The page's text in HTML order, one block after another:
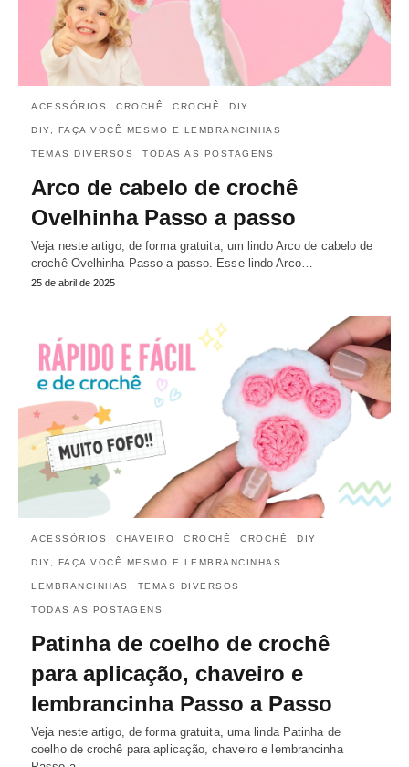
ACESSÓRIOS CROCHÊ CROCHÊ DIY
DIY, FAÇA VOCÊ MESMO E LEMBRANCINHAS
TEMAS DIVERSOS TODAS AS POSTAGENS
Arco de cabelo de crochê
Ovelhinha Passo a passo
Veja neste artigo, de forma gratuita, um lindo Arco de cabelo de
crochê Ovelhinha Passo a passo. Esse lindo Arco…
25 de abril de 2025
ACESSÓRIOS CHAVEIRO CROCHÊ CROCHÊ DIY
DIY, FAÇA VOCÊ MESMO E LEMBRANCINHAS
LEMBRANCINHAS TEMAS DIVERSOS
TODAS AS POSTAGENS
Patinha de coelho de crochê
para aplicação, chaveiro e
lembrancinha Passo a Passo
Veja neste artigo, de forma gratuita, uma linda Patinha de
coelho de crochê para aplicação, chaveiro e lembrancinha